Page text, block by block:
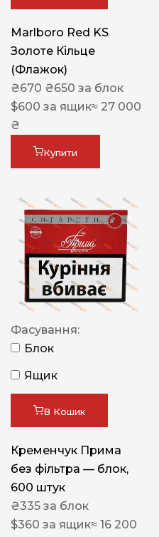
Marlboro Red KS
Золоте Кільце
(Флажок)
₴670 ₴650 за блок
$600 за ящик≈ 27 000
₴
Купити
Фасування:
Блок
Ящик
В Кошик
Кременчук Прима
без фільтра — блок,
600 штук
₴335 за блок
$360 за ящик≈ 16 200